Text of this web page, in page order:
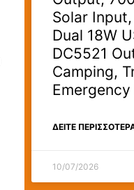
Solar
Dual 18W
DC5521
Camping,
ΔΕΊΤΕ
10/07/2026